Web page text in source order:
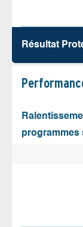
Résultat
programmes